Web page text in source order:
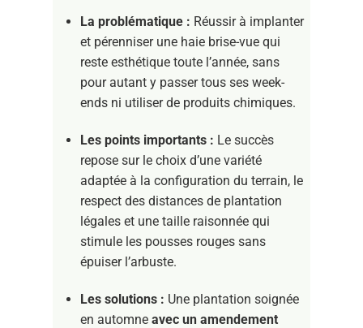
La problématique : Réussir à implanter
et pérenniser une haie brise-vue qui
reste esthétique toute l’année, sans
pour autant y passer tous ses week-
ends ni utiliser de produits chimiques.
Les points importants : Le succès
repose sur le choix d’une variété
adaptée à la configuration du terrain, le
respect des distances de plantation
légales et une taille raisonnée qui
stimule les pousses rouges sans
épuiser l’arbuste.
Les solutions : Une plantation soignée
en automne avec un amendement